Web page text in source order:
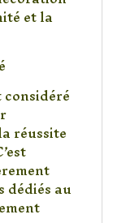
et la
réussite
dédiés au